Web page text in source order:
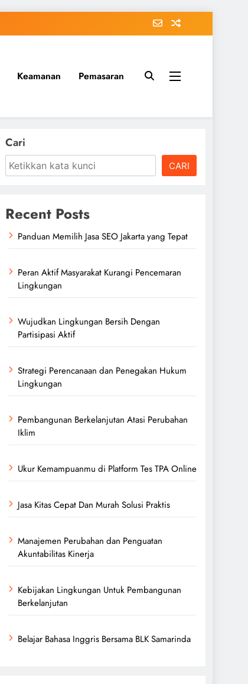
Keamanan Pemasaran
Cari
CARI
Recent Posts
Panduan Memilih Jasa SEO Jakarta yang Tepat
Peran Aktif Masyarakat Kurangi Pencemaran
Lingkungan
Wujudkan Lingkungan Bersih Dengan
Partisipasi Aktif
Strategi Perencanaan dan Penegakan Hukum
Lingkungan
Pembangunan Berkelanjutan Atasi Perubahan
Iklim
Ukur Kemampuanmu di Platform Tes TPA Online
Jasa Kitas Cepat Dan Murah Solusi Praktis
Manajemen Perubahan dan Penguatan
Akuntabilitas Kinerja
Kebijakan Lingkungan Untuk Pembangunan
Berkelanjutan
Belajar Bahasa Inggris Bersama BLK Samarinda